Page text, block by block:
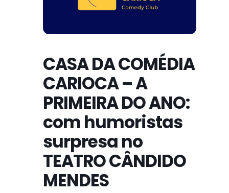
CASA DA COMÉDIA
CARIOCA – A
PRIMEIRA DO ANO:
com humoristas
surpresa no
TEATRO CÂNDIDO
MENDES